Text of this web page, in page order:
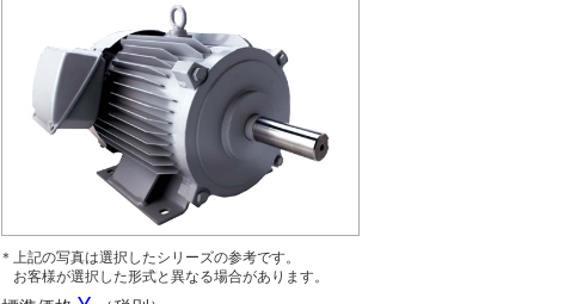
＊上記の写真は選択したシリーズの参考です。
お客様が選択した形式と異なる場合があります。